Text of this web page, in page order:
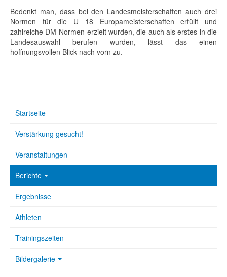
Bedenkt man, dass bei den Landesmeisterschaften auch drei
Normen für die U 18 Europameisterschaften erfüllt und
zahlreiche DM-Normen erzielt wurden, die auch als erstes in die
Landesauswahl berufen wurden, lässt das einen
hoffnungsvollen Blick nach vorn zu.
Startseite
Verstärkung gesucht!
Veranstaltungen
Berichte
Ergebnisse
Athleten
Trainingszeiten
Bildergalerie